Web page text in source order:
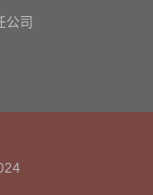
公司